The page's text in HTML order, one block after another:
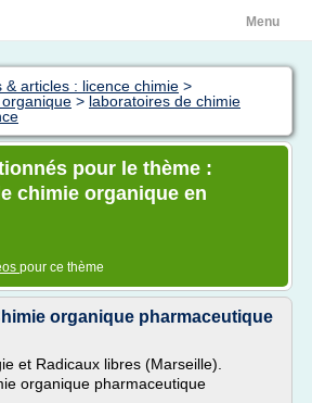
Menu
& articles : licence chimie >
> laboratoires de chimie
pour le thème :
chimie organique en
pour ce thème
organique pharmaceutique
et Radicaux libres (Marseille).
organique pharmaceutique